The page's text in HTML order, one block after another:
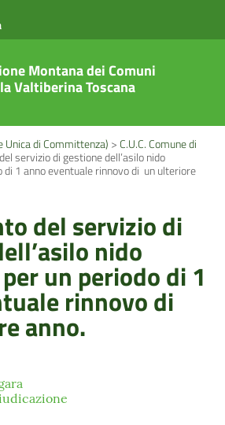
Montana dei Comuni
Valtiberina Toscana
Unica di Committenza) >C.U.C. Comune di
servizio di gestione dell’asilo nido
di 1 anno eventuale rinnovo di un ulteriore
del servizio di
nido
un periodo di 1
rinnovo di
anno.